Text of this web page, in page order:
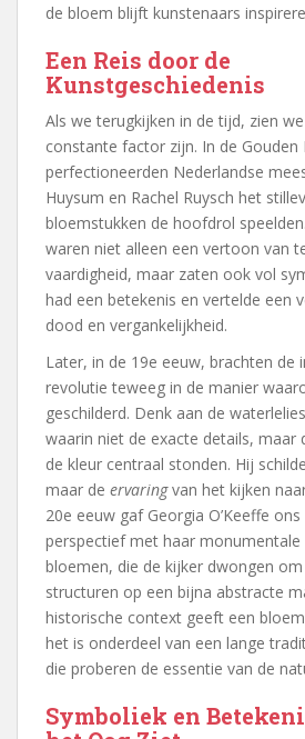
de bloem blijft kunstenaars
Een Reis door de
Kunstgeschiedenis
Als we terugkijken in de tijd, zien
constante factor zijn. In de Gouden
perfectioneerden Nederlandse
Huysum en Rachel Ruysch het
bloemstukken de hoofdrol
waren niet alleen een vertoon van
vaardigheid, maar zaten ook vol
had een betekenis en vertelde een
dood en vergankelijkheid.
Later, in de 19e eeuw, brachten de
revolutie teweeg in de manier
geschilderd. Denk aan de
waarin niet de exacte details, maar
de kleur centraal stonden. Hij
maar de ervaringvan het kijken
20e eeuw gaf Georgia O’Keeffe
perspectief met haar monumentale
bloemen, die de kijker dwongen
structuren op een bijna abstracte
historische context geeft een
het is onderdeel van een lange
die proberen de essentie van de
Symboliek en